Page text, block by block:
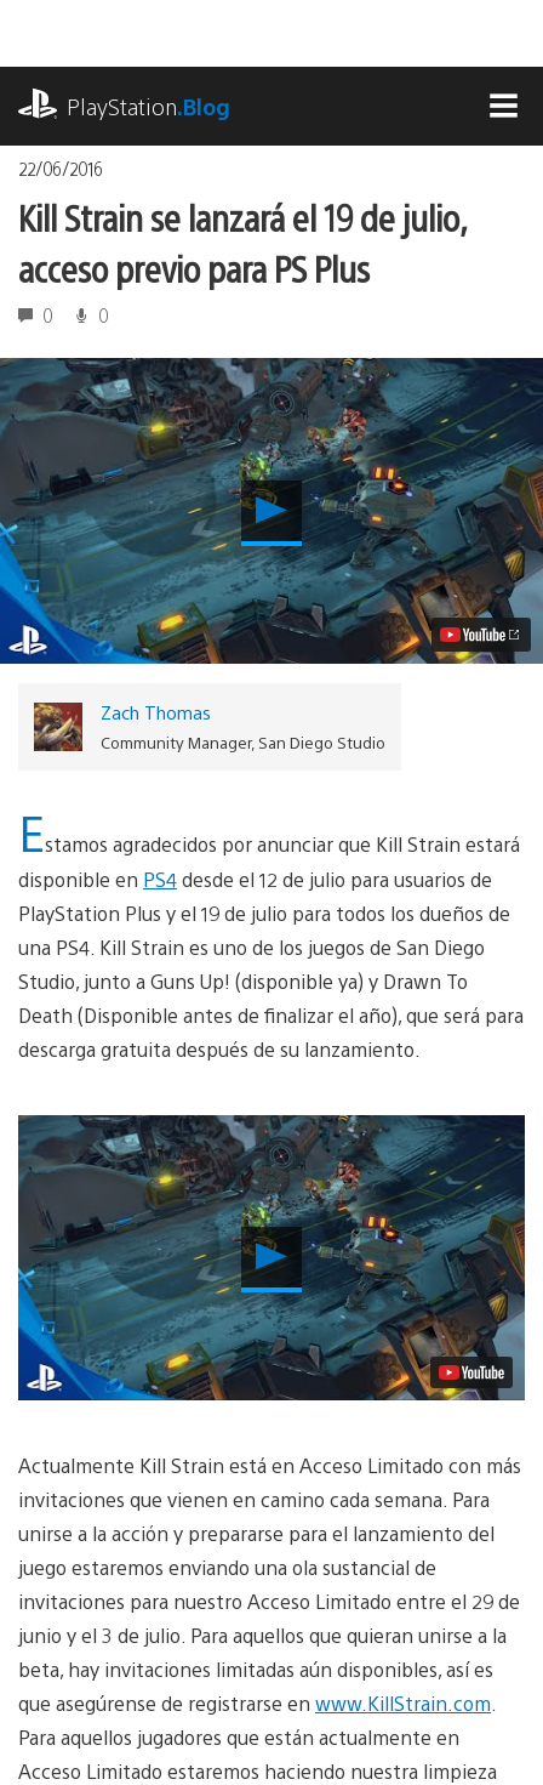
contenido
PlayStation.Blog
22/06/2016
Kill Strain se lanzará el 19 de julio,
acceso previo para PS Plus
0 0
Reproducir
Kill
Strain
se
lanzará
el
19
de
para
Zach Thomas
Community Manager, San Diego Studio
Estamos agradecidos por anunciar que Kill Strain estará
disponible en PS4desde el 12 de julio para usuarios de
PlayStation Plus y el 19 de julio para todos los dueños de
una PS4. Kill Strain es uno de los juegos de San Diego
Studio, junto a Guns Up! (disponible ya) y Drawn To
Death (Disponible antes de finalizar el año), que será para
descarga gratuita después de su lanzamiento.
Reproducir
Video
Actualmente Kill Strain está en Acceso Limitado con más
invitaciones que vienen en camino cada semana. Para
unirse a la acción y prepararse para el lanzamiento del
juego estaremos enviando una ola sustancial de
invitaciones para nuestro Acceso Limitado entre el 29 de
junio y el 3 de julio. Para aquellos que quieran unirse a la
beta, hay invitaciones limitadas aún disponibles, así es
que asegúrense de registrarse en www.KillStrain.com
Para aquellos jugadores que están actualmente en
Acceso Limitado estaremos haciendo nuestra limpieza